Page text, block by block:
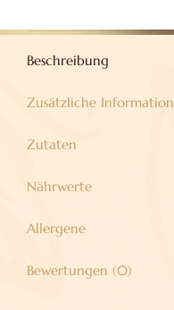
Beschreibung
Zusätzliche Information
Zutaten
Nährwerte
Allergene
Bewertungen (0)